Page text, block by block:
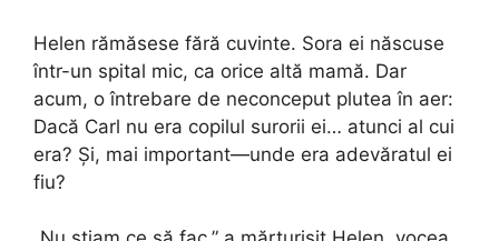
Helen rămăsese fără cuvinte. Sora ei născuse
într-un spital mic, ca orice altă mamă. Dar
acum, o întrebare de neconceput plutea în aer:
Dacă Carl nu era copilul surorii ei… atunci al cui
era? Și, mai important—unde era adevăratul ei
fiu?